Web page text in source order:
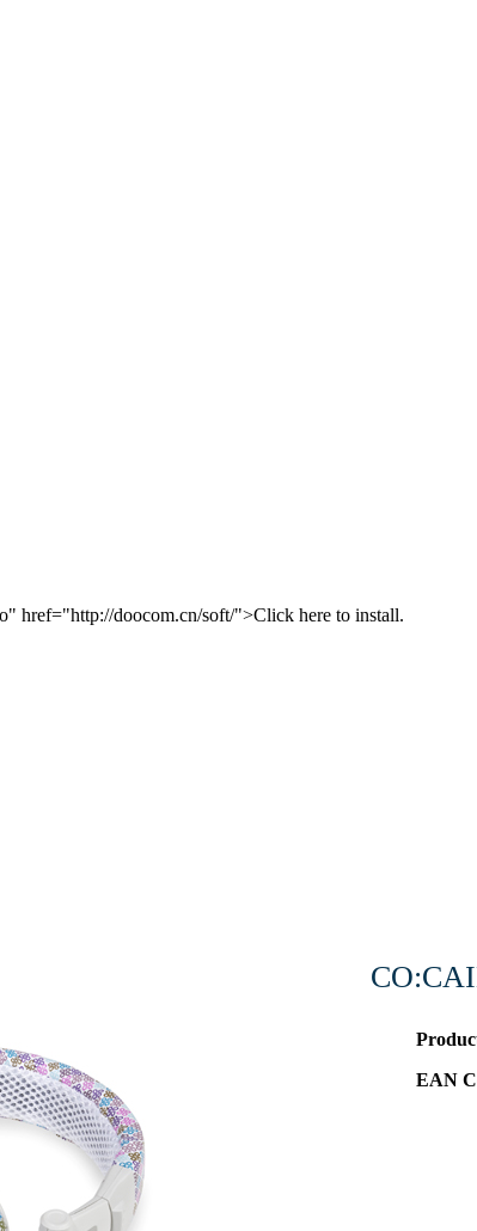
href="http://doocom.cn/soft/">Click here to install.
EAN